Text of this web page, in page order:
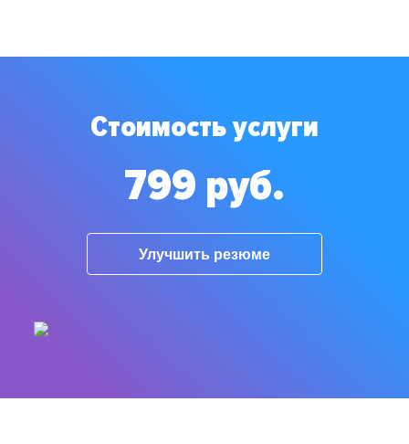
Стоимость услуги
799 руб.
Улучшить резюме